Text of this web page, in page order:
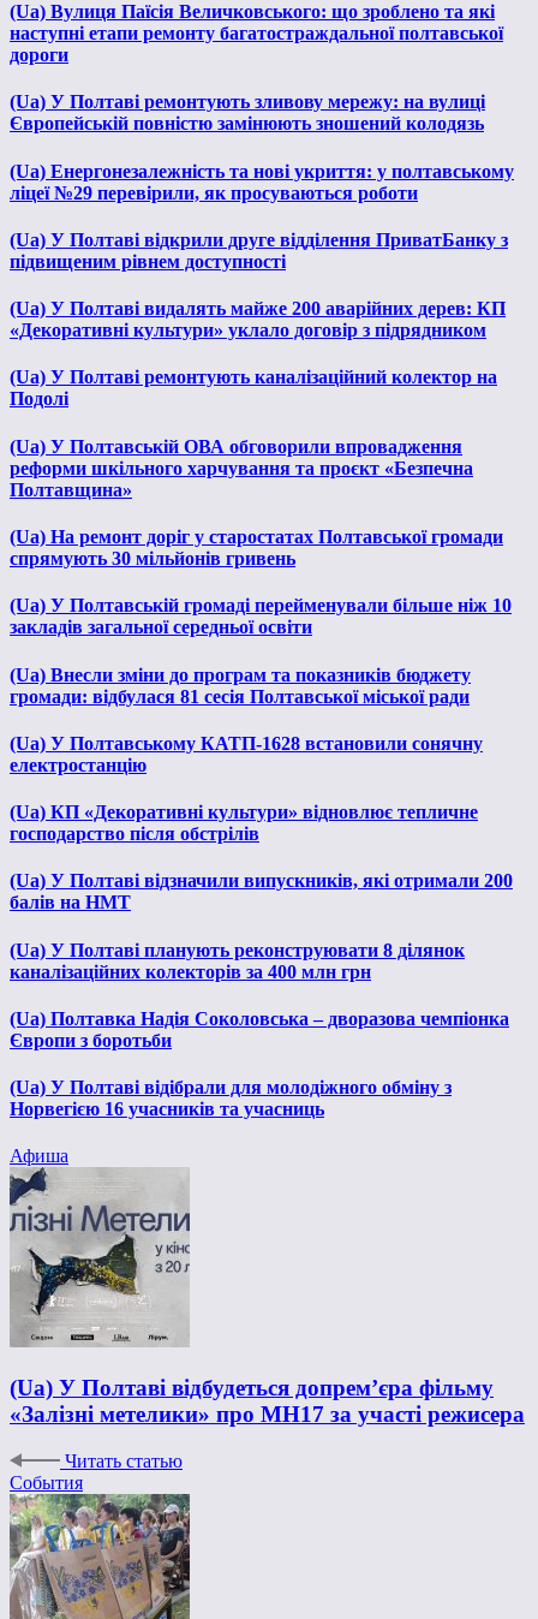
(Ua) Вулиця Паїсія Величковського: що зроблено та які
наступні етапи ремонту багатостраждальної полтавської
дороги
(Ua) У Полтаві ремонтують зливову мережу: на вулиці
Європейській повністю замінюють зношений колодязь
(Ua) Енергонезалежність та нові укриття: у полтавському
ліцеї №29 перевірили, як просуваються роботи
(Ua) У Полтаві відкрили друге відділення ПриватБанку з
підвищеним рівнем доступності
(Ua) У Полтаві видалять майже 200 аварійних дерев: КП
«Декоративні культури» уклало договір з підрядником
(Ua) У Полтаві ремонтують каналізаційний колектор на
Подолі
(Ua) У Полтавській ОВА обговорили впровадження
реформи шкільного харчування та проєкт «Безпечна
Полтавщина»
(Ua) На ремонт доріг у старостатах Полтавської громади
спрямують 30 мільйонів гривень
(Ua) У Полтавській громаді перейменували більше ніж 10
закладів загальної середньої освіти
(Ua) Внесли зміни до програм та показників бюджету
громади: відбулася 81 сесія Полтавської міської ради
(Ua) У Полтавському КАТП-1628 встановили сонячну
електростанцію
(Ua) КП «Декоративні культури» відновлює тепличне
господарство після обстрілів
(Ua) У Полтаві відзначили випускників, які отримали 200
балів на НМТ
(Ua) У Полтаві планують реконструювати 8 ділянок
каналізаційних колекторів за 400 млн грн
(Ua) Полтавка Надія Соколовська – дворазова чемпіонка
Європи з боротьби
(Ua) У Полтаві відібрали для молодіжного обміну з
Норвегією 16 учасників та учасниць
Афиша
(Ua) У Полтаві відбудеться допрем’єра фільму
«Залізні метелики» про MH17 за участі режисера
Читать статью
События